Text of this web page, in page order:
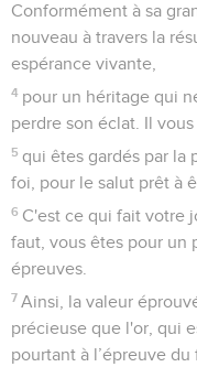
Conformément à sa
nouveau à travers la
espérance vivante,
4 pour un héritage qui
perdre son éclat. Il
5 qui êtes gardés par la
foi, pour le salut prêt à
6 C'est ce qui fait votre
faut, vous êtes pour un
épreuves.
7 Ainsi, la valeur
précieuse que l'or, qui
pourtant à l’épreuve